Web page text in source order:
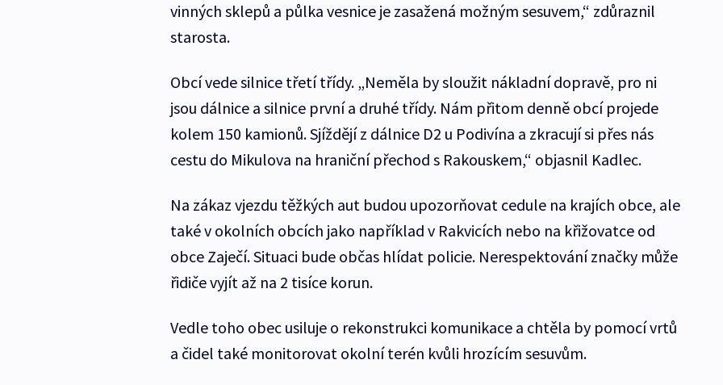
vinných sklepů a půlka vesnice je zasažená možným sesuvem,“ zdůraznil
starosta.
Obcí vede silnice třetí třídy. „Neměla by sloužit nákladní dopravě, pro ni
jsou dálnice a silnice první a druhé třídy. Nám přitom denně obcí projede
kolem 150 kamionů. Sjíždějí z dálnice D2 u Podivína a zkracují si přes nás
cestu do Mikulova na hraniční přechod s Rakouskem,“ objasnil Kadlec.
Na zákaz vjezdu těžkých aut budou upozorňovat cedule na krajích obce, ale
také v okolních obcích jako například v Rakvicích nebo na křižovatce od
obce Zaječí. Situaci bude občas hlídat policie. Nerespektování značky může
řidiče vyjít až na 2 tisíce korun.
Vedle toho obec usiluje o rekonstrukci komunikace a chtěla by pomocí vrtů
a čidel také monitorovat okolní terén kvůli hrozícím sesuvům.